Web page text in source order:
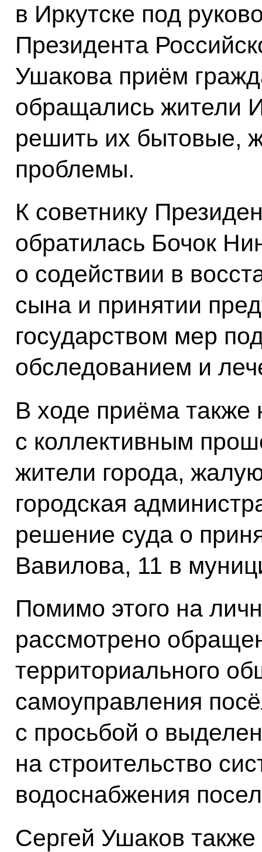
в Иркутске под
Президента
Ушакова приём
обращались жители
решить их бытовые,
проблемы.
К советнику
обратилась Бочок
о содействии в
сына и принятии
государством мер
обследованием и
В ходе приёма также
с коллективным
жители города,
городская
решение суда о
Вавилова, 11 в
Помимо этого на
рассмотрено
территориального
самоуправления
с просьбой о
на строительство
водоснабжения
Сергей Ушаков